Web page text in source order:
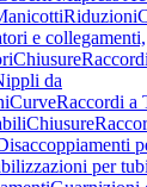
Riduzioni
e collegamenti,
ChiusureRaccordi
da
CurveRaccordi a
Chiusure
per